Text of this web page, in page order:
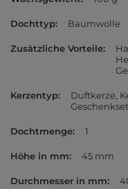
Dochttyp Baumwolle
Zusätzliche Vorteile
Kerzentyp Duftkerze
Geschenkset
Dochtmenge 1
Höhe in mm 45 mm
Durchmesser in mm